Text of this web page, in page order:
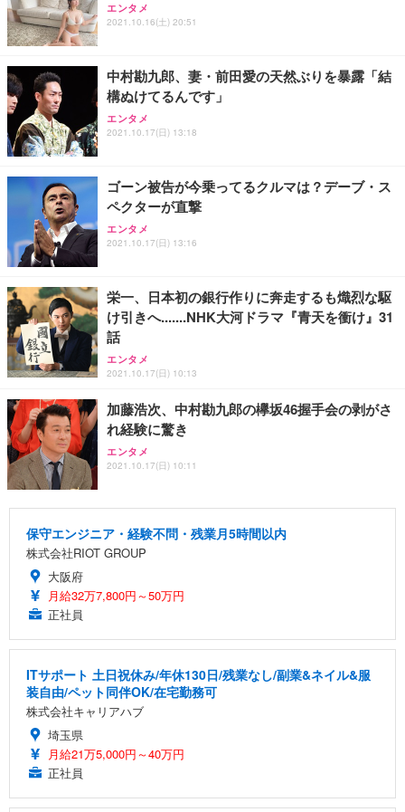
エンタメ
2021.10.16(土) 20:51
中村勘九郎、妻・前田愛の天然ぶりを暴露「結
構ぬけてるんです」
エンタメ
2021.10.17(日) 13:18
ゴーン被告が今乗ってるクルマは？デーブ・ス
ペクターが直撃
エンタメ
2021.10.17(日) 13:16
栄一、日本初の銀行作りに奔走するも熾烈な駆
け引きへ.......NHK大河ドラマ『青天を衝け』31
話
エンタメ
2021.10.17(日) 10:13
加藤浩次、中村勘九郎の欅坂46握手会の剥がさ
れ経験に驚き
エンタメ
2021.10.17(日) 10:11
保守エンジニア・経験不問・残業月5時間以内
株式会社RIOT GROUP
大阪府
月給32万7,800円～50万円
正社員
ITサポート 土日祝休み/年休130日/残業なし/副業&ネイル&服
装自由/ペット同伴OK/在宅勤務可
株式会社キャリアハブ
埼玉県
月給21万5,000円～40万円
正社員